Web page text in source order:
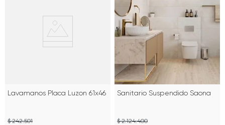
Lavamanos Placa Luzon 61x46
$ 242.501
Sanitario Suspendido Saona
$ 2.124.400